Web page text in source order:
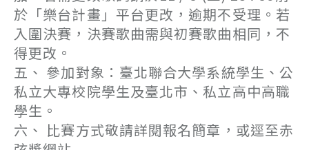
於「樂台計畫」平台更改，逾期不受理。若
入圍決賽，決賽歌曲需與初賽歌曲相同，不
得更改。
五、 參加對象：臺北聯合大學系統學生、公
私立大專校院學生及臺北市、私立高中高職
學生。
六、 比賽方式敬請詳閱報名簡章，或逕至赤